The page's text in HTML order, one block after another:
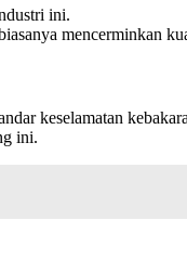
ini.
mencerminkan
keselamatan
ini.